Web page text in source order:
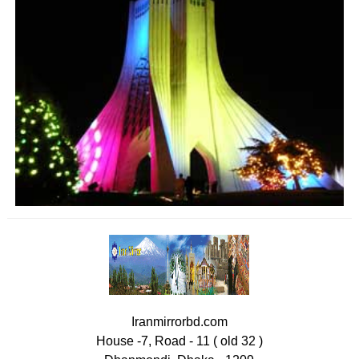
Iranmirrorbd.com
House -7, Road - 11 ( old 32 )